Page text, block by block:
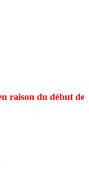
raison du début